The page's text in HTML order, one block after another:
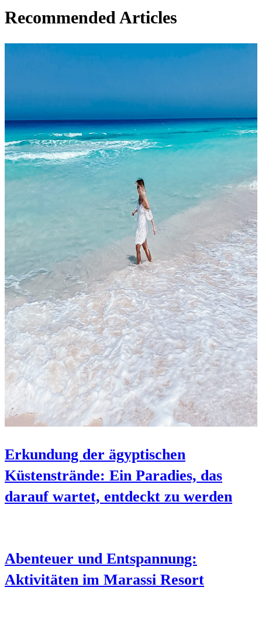
Recommended Articles
Erkundung der ägyptischen
Küstenstrände: Ein Paradies, das
darauf wartet, entdeckt zu werden
Abenteuer und Entspannung:
Aktivitäten im Marassi Resort